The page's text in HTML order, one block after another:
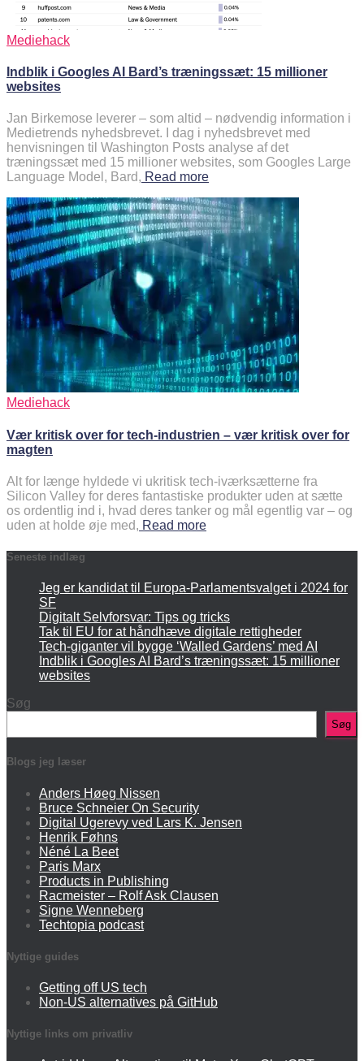
Mediehack
Indblik i Googles AI Bard’s træningssæt: 15 millioner
websites
Jan Birkemose leverer – som altid – nødvendig information i
Medietrends nyhedsbrevet. I dag i nyhedsbrevet med
henvisningen til Washington Posts analyse af det
træningssæt med 15 millioner websites, som Googles Large
Language Model, Bard, Read more
Mediehack
Vær kritisk over for tech-industrien – vær kritisk over for
magten
Alt for længe hyldede vi ukritisk tech-iværksætterne fra
Silicon Valley for deres fantastiske produkter uden at sætte
os ordentlig ind i, hvad deres tanker og mål egentlig var – og
uden at holde øje med, Read more
Seneste indlæg
Jeg er kandidat til Europa-Parlamentsvalget i 2024 for
SF
Digitalt Selvforsvar: Tips og tricks
Tak til EU for at håndhæve digitale rettigheder
Tech-giganter vil bygge ‘Walled Gardens’ med AI
Indblik i Googles AI Bard’s træningssæt: 15 millioner
websites
Søg
Søg
Blogs jeg læser
Anders Høeg Nissen
Bruce Schneier On Security
Digital Ugerevy ved Lars K. Jensen
Henrik Føhns
Néné La Beet
Paris Marx
Products in Publishing
Racmeister – Rolf Ask Clausen
Signe Wenneberg
Techtopia podcast
Nyttige guides
Getting off US tech
Non-US alternatives på GitHub
Nyttige links om privatliv